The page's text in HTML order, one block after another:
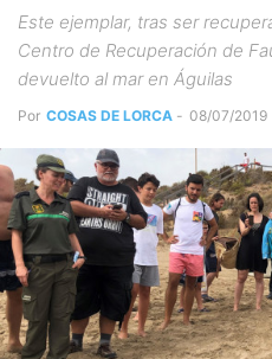
Este ejemplar, tras ser
Centro de Recuperación de
devuelto al mar en Águilas
Por COSAS DE LORCA - 08/07/2019